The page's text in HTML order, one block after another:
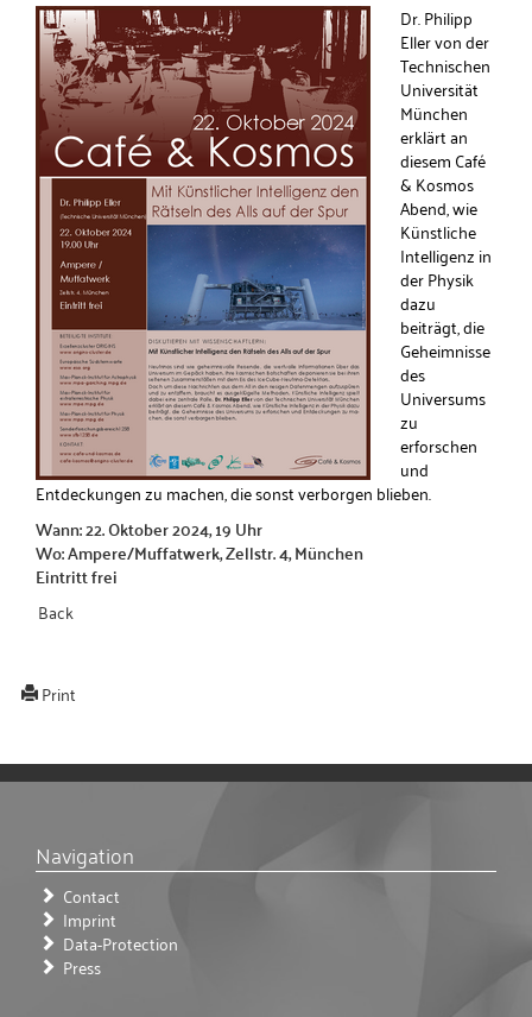
Dr. Philipp
Eller von der
Technischen
Universität
München
erklärt an
diesem Café
& Kosmos
Abend, wie
Künstliche
Intelligenz in
der Physik
dazu
beiträgt, die
Geheimnisse
des
Universums
zu
erforschen
und
Entdeckungen zu machen, die sonst verborgen blieben.
Wann: 22. Oktober 2024, 19 Uhr
Wo: Ampere/Muffatwerk, Zellstr. 4, München
Eintritt frei
Back
Print
Navigation
Contact
Imprint
Data-Protection
Press